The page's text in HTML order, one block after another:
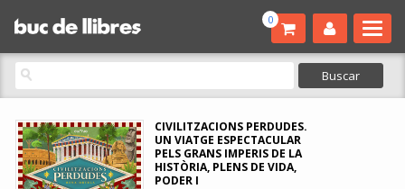
0
CIVILITZACIONS PERDUDES.
UN VIATGE ESPECTACULAR
PELS GRANS IMPERIS DE LA
HISTÒRIA, PLENS DE VIDA,
PODER I